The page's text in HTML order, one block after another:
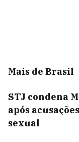
Mais de Brasil
STJ condena
após
sexual